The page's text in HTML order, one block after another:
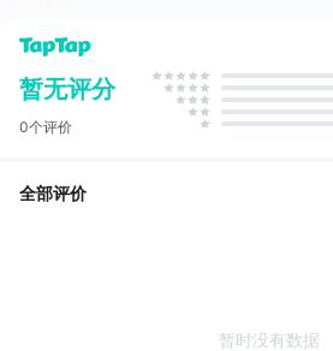
暂无评分
0个评价
全部评价
暂时没有数据